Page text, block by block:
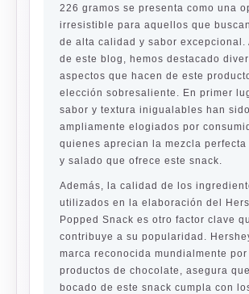
226 gramos se presenta como una
irresistible para aquellos que
de alta calidad y sabor excepcional.
de este blog, hemos destacado
aspectos que hacen de este
elección sobresaliente. En primer
sabor y textura inigualables han sido
ampliamente elogiados por
quienes aprecian la mezcla perfecta
y salado que ofrece este snack.
Además, la calidad de los
utilizados en la elaboración del
Popped Snack es otro factor clave
contribuye a su popularidad.
marca reconocida mundialmente por
productos de chocolate, asegura
bocado de este snack cumpla con